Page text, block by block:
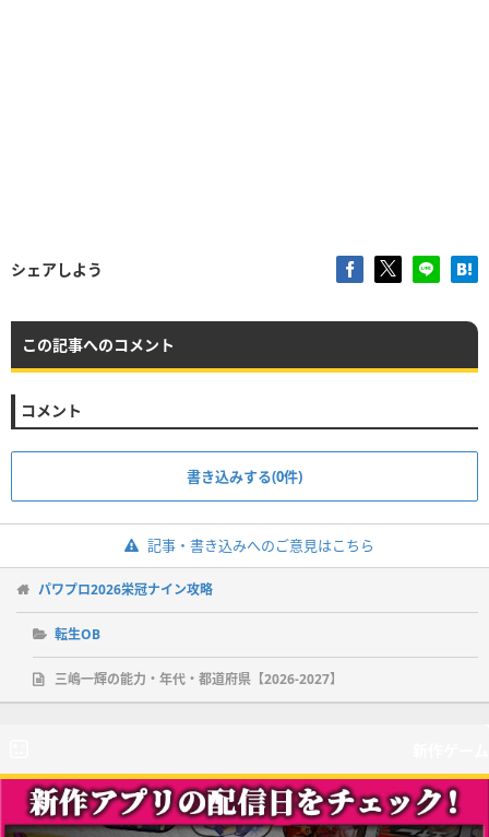
シェアしよう
この記事へのコメント
コメント
書き込みする(0件)
記事・書き込みへのご意見はこちら
パワプロ2026栄冠ナイン攻略
転生OB
三嶋一輝の能力・年代・都道府県【2026-2027】